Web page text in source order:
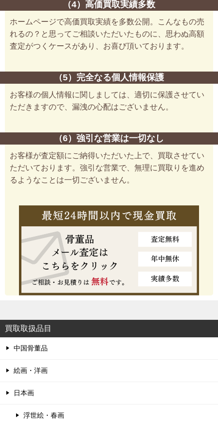
（4）高価買取実績多数
ホームページで高価買取実績を多数公開。こんなもの売
れるの？と思ってご相談いただいたものに、思わぬ高額
査定がつくケースがあり、お喜び頂いております。
（5）完全なる個人情報保護
お客様の個人情報に関しましては、適切に保護させてい
ただきますので、漏洩の心配はございません。
（6）強引な営業は一切なし
お客様が査定額にご納得いただいた上で、買取させてい
ただいております。強引な営業で、無理に買取りを進め
るようなことは一切ございません。
買取取扱品目
中国骨董品
絵画・洋画
日本画
浮世絵・春画